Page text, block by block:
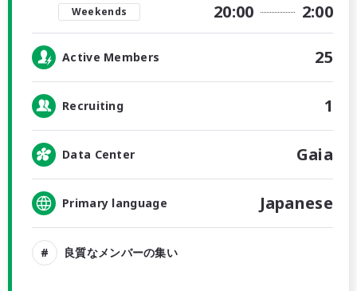
Weekends 20:00 2:00
Active Members 25
Recruiting 1
Data Center Gaia
Primary language Japanese
良質なメンバーの集い